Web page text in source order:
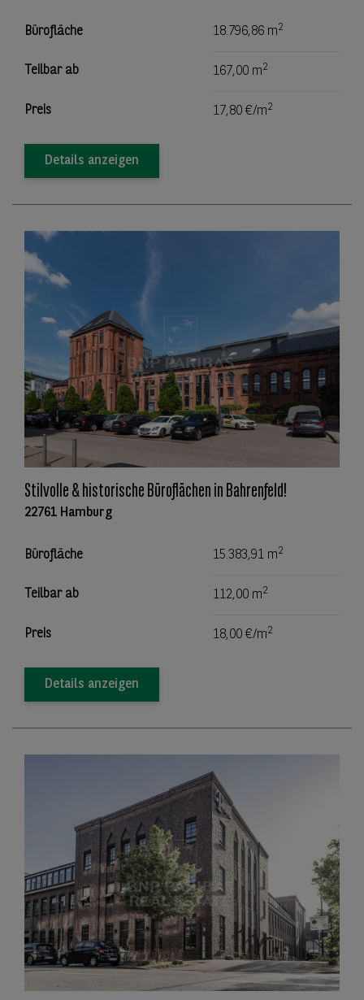
Bürofläche 18.796,86 m2
Teilbar ab 167,00 m2
Preis 17,80 €/m2
Details anzeigen
Stilvolle & historische Büroflächen in Bahrenfeld!
22761 Hamburg
Bürofläche 15.383,91 m2
Teilbar ab 112,00 m2
Preis 18,00 €/m2
Details anzeigen